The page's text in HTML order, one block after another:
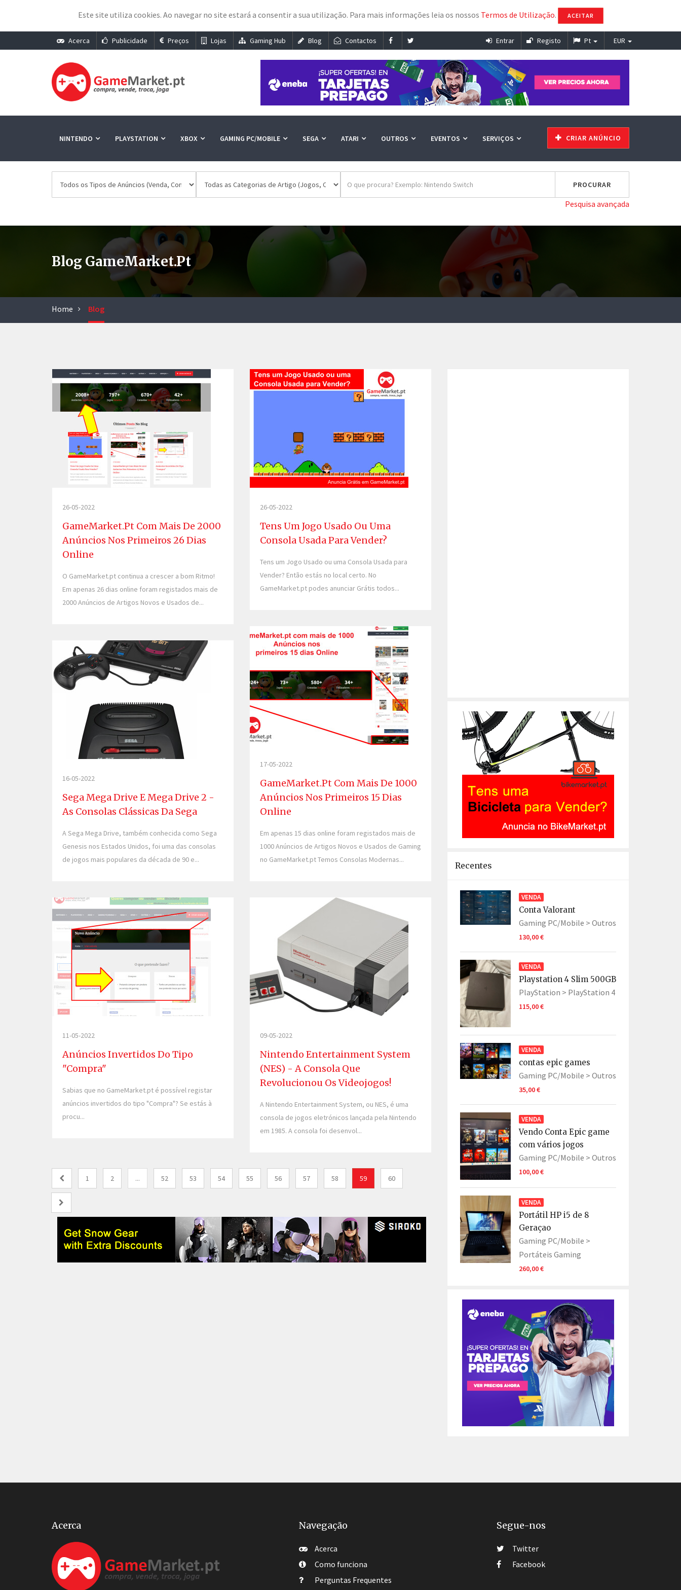
Este site utiliza cookies. Ao navegar no site estará a consentir a sua utilização. Para mais informações leia os nossos Termos de Utilização. ACEITAR
Acerca Publicidade Preços Lojas Gaming Hub Blog Contactos Entrar Registo Pt EUR
NINTENDO PLAYSTATION XBOX GAMING PC/MOBILE SEGA ATARI OUTROS EVENTOS SERVIÇOS CRIAR ANÚNCIO
Pesquisa avançada
Blog GameMarket.pt
Home Blog
26-05-2022
GameMarket.pt Com Mais De 2000
Anúncios Nos Primeiros 26 Dias
Online
O GameMarket.pt continua a crescer a bom Ritmo!
Em apenas 26 dias online foram registados mais de
2000 Anúncios de Artigos Novos e Usados de...
26-05-2022
Tens Um Jogo Usado Ou Uma
Consola Usada Para Vender?
Tens um Jogo Usado ou uma Consola Usada para
Vender? Então estás no local certo. No
GameMarket.pt podes anunciar Grátis todos...
17-05-2022
GameMarket.pt Com Mais De 1000
Anúncios Nos Primeiros 15 Dias
Online
Em apenas 15 dias online foram registados mais de
1000 Anúncios de Artigos Novos e Usados de Gaming
no GameMarket.pt Temos Consolas Modernas...
16-05-2022
Sega Mega Drive E Mega Drive 2 -
As Consolas Clássicas Da Sega
A Sega Mega Drive, também conhecida como Sega
Genesis nos Estados Unidos, foi uma das consolas
de jogos mais populares da década de 90 e...
11-05-2022
Anúncios Invertidos Do Tipo
"Compra"
Sabias que no GameMarket.pt é possível registar
anúncios invertidos do tipo "Compra"? Se estás à
procu...
09-05-2022
Nintendo Entertainment System
(NES) - A Consola Que
Revolucionou Os Videojogos!
A Nintendo Entertainment System, ou NES, é uma
consola de jogos eletrónicos lançada pela Nintendo
em 1985. A consola foi desenvol...
1 2 ... 52 53 54 55 56 57 58 59 60
Recentes
VENDA
Conta Valorant
Gaming PC/Mobile > Outros
130,00 €
VENDA
Playstation 4 Slim 500GB
PlayStation > PlayStation 4
115,00 €
VENDA
contas epic games
Gaming PC/Mobile > Outros
35,00 €
VENDA
Vendo Conta Epic game
com vários jogos
Gaming PC/Mobile > Outros
100,00 €
VENDA
Portátil HP i5 de 8
Geraçao
Gaming PC/Mobile >
Portáteis Gaming
260,00 €
Acerca Navegação
Acerca
Como funciona
Perguntas Frequentes
Segue-nos
Twitter
Facebook